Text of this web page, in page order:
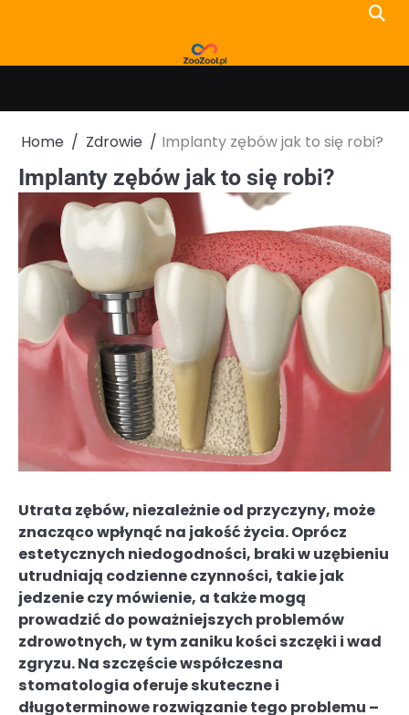
Home Zdrowie Implanty zębów jak to się robi?
Implanty zębów jak to się robi?
Utrata zębów, niezależnie od przyczyny, może
znacząco wpłynąć na jakość życia. Oprócz
estetycznych niedogodności, braki w uzębieniu
utrudniają codzienne czynności, takie jak
jedzenie czy mówienie, a także mogą
prowadzić do poważniejszych problemów
zdrowotnych, w tym zaniku kości szczęki i wad
zgryzu. Na szczęście współczesna
stomatologia oferuje skuteczne i
długoterminowe rozwiązanie tego problemu –